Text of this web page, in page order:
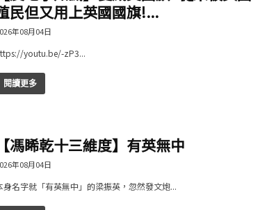
民但又用上英國國旗!...
年08月04日
youtu.be/-zP3...
閱讀更多
馮睎乾十三維度】有英無中
年08月04日
身名字就「有英無中」的梁振英，忽然發文炮...